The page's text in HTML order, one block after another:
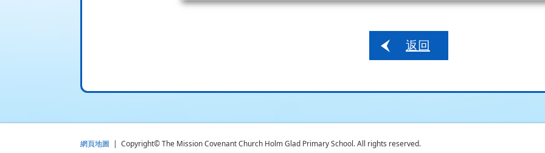
返回
網頁地圖 | Copyright© The Mission Covenant Church Holm Glad Primary School. All rights reserved.